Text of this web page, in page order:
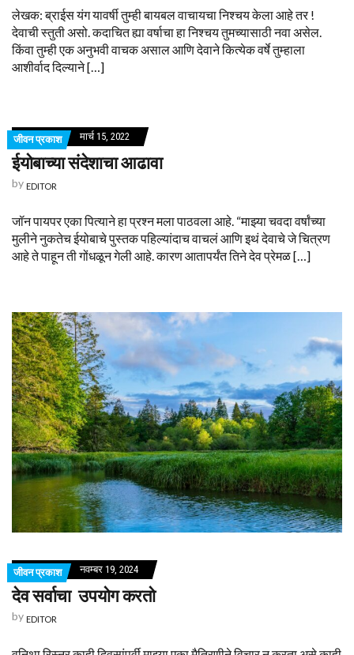
लेखक: ब्राईस यंग यावर्षी तुम्ही बायबल वाचायचा निश्चय केला आहे तर !
देवाची स्तुती असो. कदाचित ह्या वर्षाचा हा निश्चय तुमच्यासाठी नवा असेल.
किंवा तुम्ही एक अनुभवी वाचक असाल आणि देवाने कित्येक वर्षे तुम्हाला
आशीर्वाद दिल्याने […]
जीवन प्रकाश मार्च 15, 2022
ईयोबाच्या संदेशाचा आढावा
by EDITOR
जॉन पायपर एका पित्याने हा प्रश्न मला पाठवला आहे. “माझ्या चवदा वर्षांच्या
मुलीने नुकतेच ईयोबाचे पुस्तक पहिल्यांदाच वाचलं आणि इथं देवाचे जे चित्रण
आहे ते पाहून ती गोंधळून गेली आहे. कारण आतापर्यंत तिने देव प्रेमळ […]
जीवन प्रकाश नवम्बर 19, 2024
देव सर्वाचा उपयोग करतो
by EDITOR